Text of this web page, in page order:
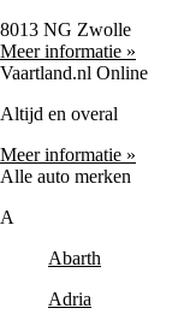
8013 NG Zwolle
Meer informatie »
Vaartland.nl Online
Altijd en overal
Meer informatie »
Alle auto merken
A
Abarth
Adria